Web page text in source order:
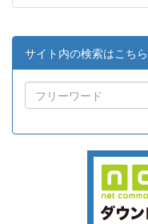
サイト内の検索はこちら